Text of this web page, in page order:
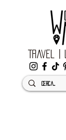
Travel |